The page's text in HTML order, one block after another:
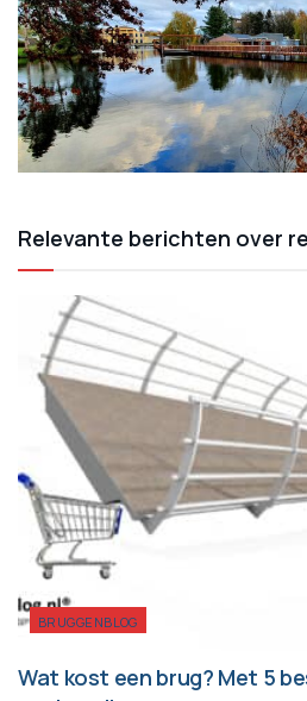
Relevante berichten over
BRUGGENBLOG
Wat kost een brug? Met 5